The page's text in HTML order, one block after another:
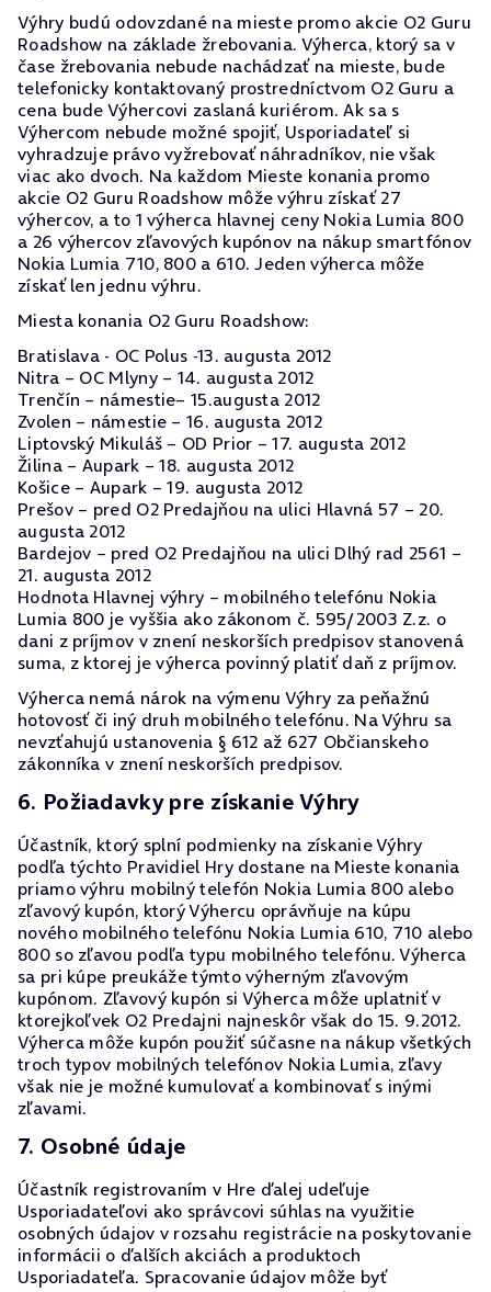
Výhry budú odovzdané na mieste promo akcie O2 Guru
Roadshow na základe žrebovania. Výherca, ktorý sa v
čase žrebovania nebude nachádzať na mieste, bude
telefonicky kontaktovaný prostredníctvom O2 Guru a
cena bude Výhercovi zaslaná kuriérom. Ak sa s
Výhercom nebude možné spojiť, Usporiadateľ si
vyhradzuje právo vyžrebovať náhradníkov, nie však
viac ako dvoch. Na každom Mieste konania promo
akcie O2 Guru Roadshow môže výhru získať 27
výhercov, a to 1 výherca hlavnej ceny Nokia Lumia 800
a 26 výhercov zľavových kupónov na nákup smartfónov
Nokia Lumia 710, 800 a 610. Jeden výherca môže
získať len jednu výhru.
Miesta konania O2 Guru Roadshow:
Bratislava - OC Polus -13. augusta 2012
Nitra – OC Mlyny – 14. augusta 2012
Trenčín – námestie– 15.augusta 2012
Zvolen – námestie – 16. augusta 2012
Liptovský Mikuláš – OD Prior – 17. augusta 2012
Žilina – Aupark – 18. augusta 2012
Košice – Aupark – 19. augusta 2012
Prešov – pred O2 Predajňou na ulici Hlavná 57 – 20.
augusta 2012
Bardejov – pred O2 Predajňou na ulici Dlhý rad 2561 –
21. augusta 2012
Hodnota Hlavnej výhry – mobilného telefónu Nokia
Lumia 800 je vyššia ako zákonom č. 595/2003 Z.z. o
dani z príjmov v znení neskorších predpisov stanovená
suma, z ktorej je výherca povinný platiť daň z príjmov.
Výherca nemá nárok na výmenu Výhry za peňažnú
hotovosť či iný druh mobilného telefónu. Na Výhru sa
nevzťahujú ustanovenia § 612 až 627 Občianskeho
zákonníka v znení neskorších predpisov.
6. Požiadavky pre získanie Výhry
Účastník, ktorý splní podmienky na získanie Výhry
podľa týchto Pravidiel Hry dostane na Mieste konania
priamo výhru mobilný telefón Nokia Lumia 800 alebo
zľavový kupón, ktorý Výhercu oprávňuje na kúpu
nového mobilného telefónu Nokia Lumia 610, 710 alebo
800 so zľavou podľa typu mobilného telefónu. Výherca
sa pri kúpe preukáže týmto výherným zľavovým
kupónom. Zľavový kupón si Výherca môže uplatniť v
ktorejkoľvek O2 Predajni najneskôr však do 15. 9.2012.
Výherca môže kupón použiť súčasne na nákup všetkých
troch typov mobilných telefónov Nokia Lumia, zľavy
však nie je možné kumulovať a kombinovať s inými
zľavami.
7. Osobné údaje
Účastník registrovaním v Hre ďalej udeľuje
Usporiadateľovi ako správcovi súhlas na využitie
osobných údajov v rozsahu registrácie na poskytovanie
informácii o ďalších akciách a produktoch
Usporiadateľa. Spracovanie údajov môže byť